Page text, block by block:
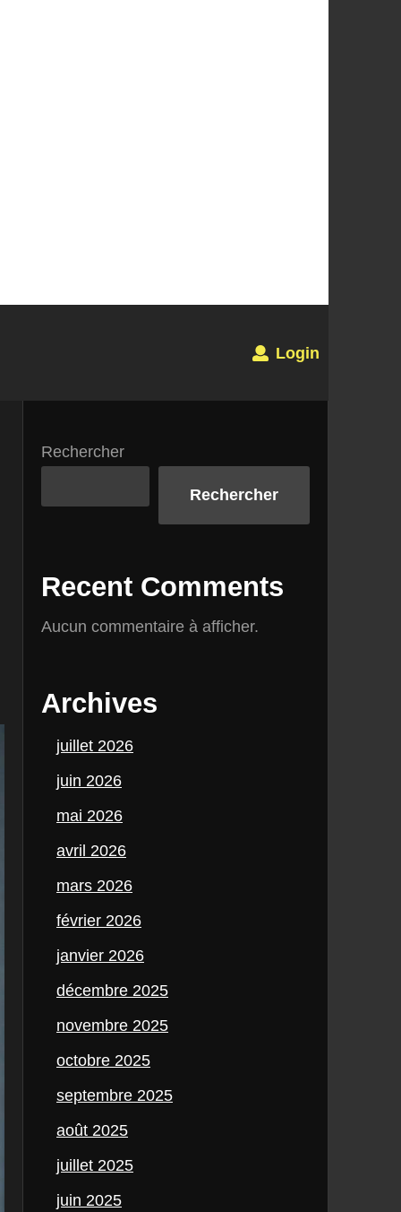
Login
Rechercher
Rechercher
Recent Comments
Aucun commentaire à afficher.
Archives
juillet 2026
juin 2026
mai 2026
avril 2026
mars 2026
février 2026
janvier 2026
décembre 2025
novembre 2025
octobre 2025
septembre 2025
août 2025
juillet 2025
juin 2025